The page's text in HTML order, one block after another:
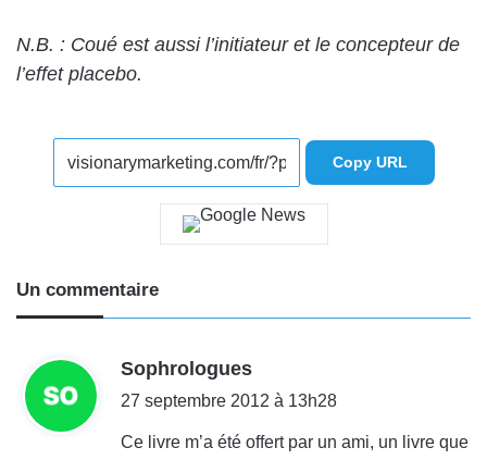
N.B. : Coué est aussi l’initiateur et le concepteur de
l’effet placebo.
Copy URL
Un commentaire
Sophrologues
i
27 septembre 2012 à 13h28
Ce livre m’a été offert par un ami, un livre que